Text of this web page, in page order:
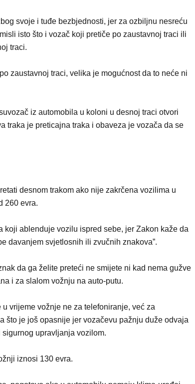
svoje i tuđe bezbjednosti, jer za ozbiljnu nesreću
isto što i vozač koji pretiče po zaustavnoj traci ili
traci.
zaustavnoj traci, velika je mogućnost da to neće ni
iz automobila u koloni u desnoj traci otvori
traka je preticajna traka i obaveza je vozača da se
desnom trakom ako nije zakrčena vozilima u
260 evra.
koji ablenduje vozilu ispred sebe, jer Zakon kaže da
davanjem svjetlosnih ili zvučnih znakova”.
da ga želite preteći ne smijete ni kad nema gužve
i za slalom vožnju na auto-putu.
vrijeme vožnje ne za telefoniranje, već za
što je još opasnije jer vozačevu pažnju duže odvaja
upravljanja vozilom.
iznosi 130 evra.